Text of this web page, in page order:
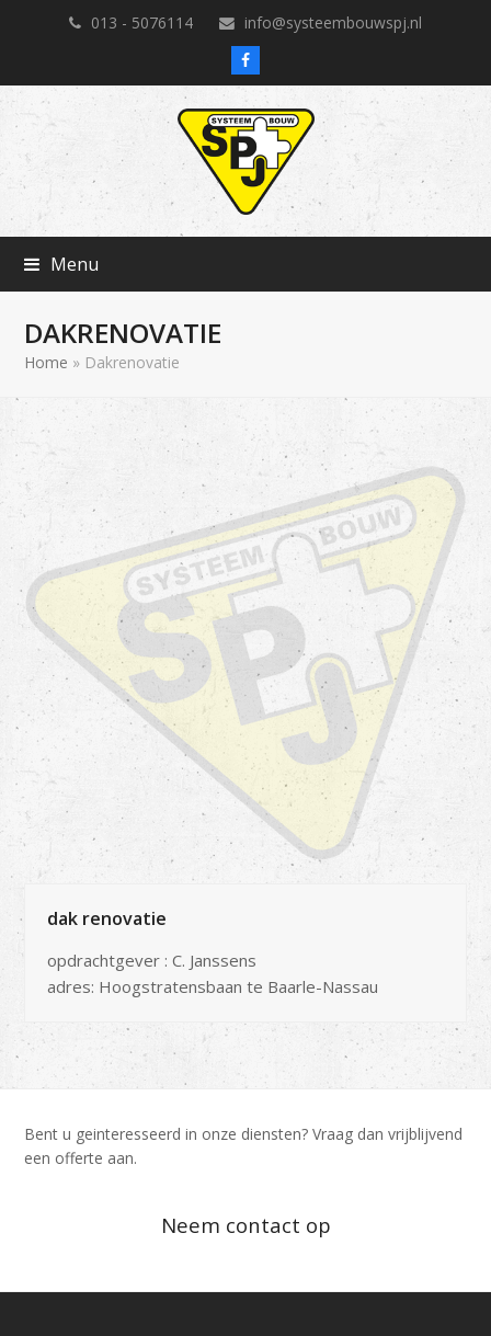
013 - 5076114 info@systeembouwspj.nl
Facebook
Menu
DAKRENOVATIE
Home » Dakrenovatie
dak renovatie
opdrachtgever : C. Janssens
adres: Hoogstratensbaan te Baarle-Nassau
Bent u geinteresseerd in onze diensten? Vraag dan vrijblijvend
een offerte aan.
Neem contact op